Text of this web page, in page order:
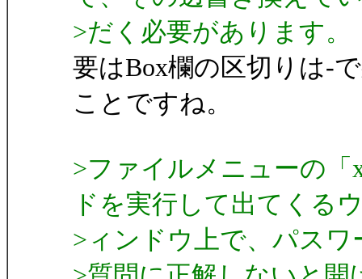
>だく必要があります。
要はBox欄の区切りは-
ことですね。
>ファイルメニューの「
ドを実行して出てくる
>ィンドウ上で、パス